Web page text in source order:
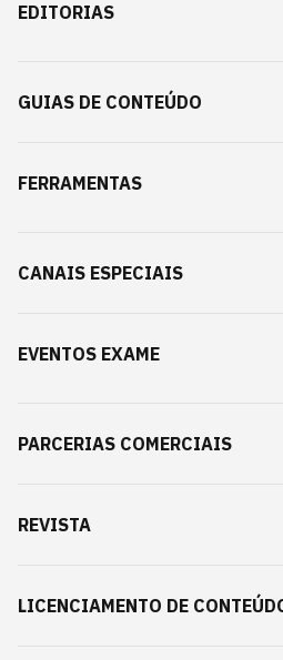
EDITORIAS
GUIAS DE CONTEÚDO
FERRAMENTAS
CANAIS ESPECIAIS
EVENTOS EXAME
PARCERIAS COMERCIAIS
REVISTA
LICENCIAMENTO DE